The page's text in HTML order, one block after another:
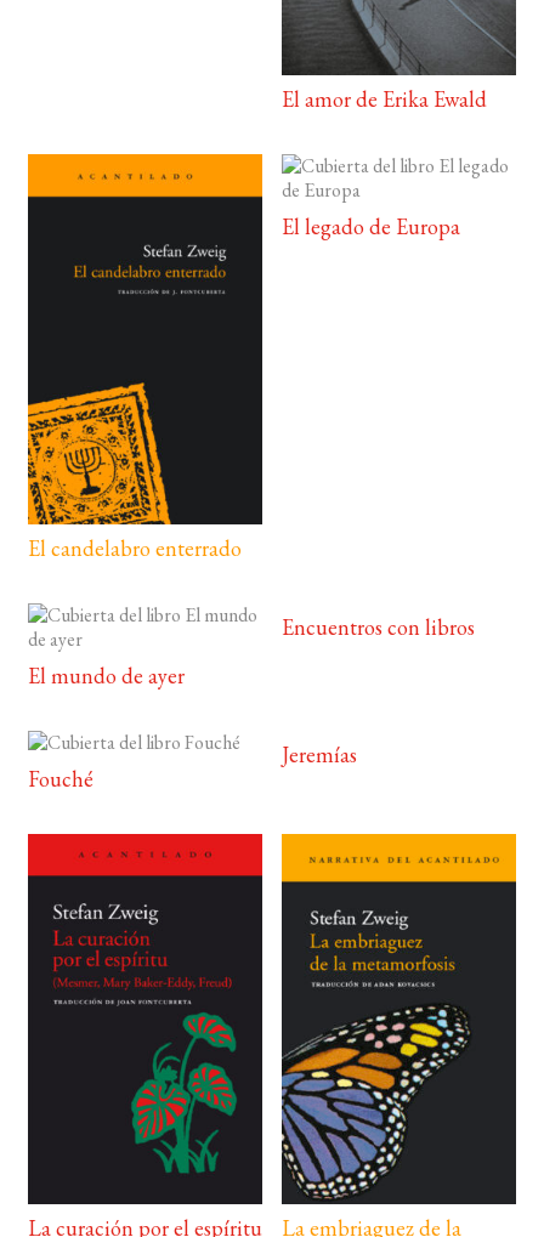
El amor de Erika Ewald
El candelabro enterrado
El legado de Europa
El mundo de ayer
Encuentros con libros
Fouché
Jeremías
La curación por el espíritu La embriaguez de la